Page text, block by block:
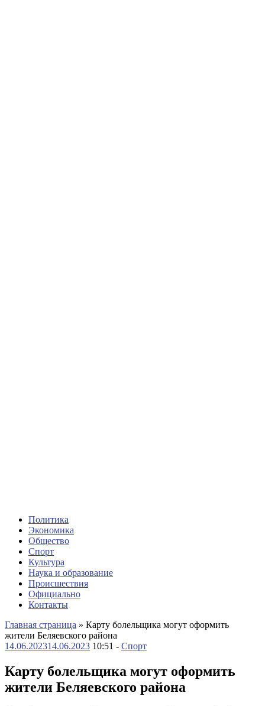
Политика
Экономика
Общество
Спорт
Культура
Наука и образование
Происшествия
Официально
Контакты
Главная страница » Карту болельщика могут оформить
жители Беляевского района
14.06.202314.06.2023 10:51 - Спорт
Карту болельщика могут оформить
жители Беляевского района